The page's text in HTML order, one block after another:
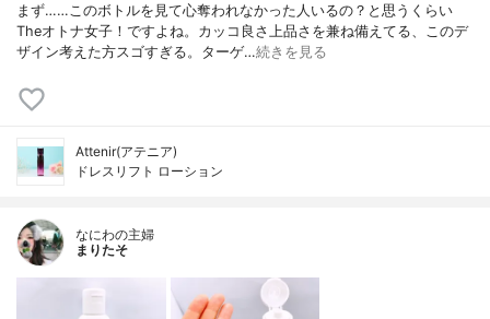
まず……このボトルを見て心奪われなかった人いるの？と思うくらい
Theオトナ女子！ですよね。カッコ良さ上品さを兼ね備えてる、このデ
ザイン考えた方スゴすぎる。ターゲ…続きを見る
Attenir(アテニア)
ドレスリフト ローション
なにわの主婦
まりたそ